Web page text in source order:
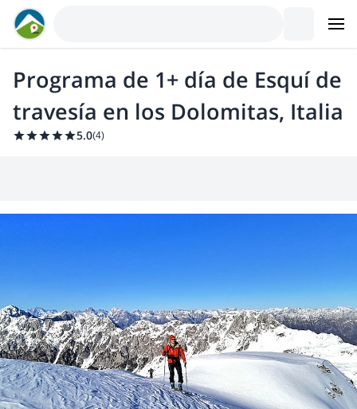
Programa de 1+ día de Esquí de
travesía en los Dolomitas, Italia
5.0(4)